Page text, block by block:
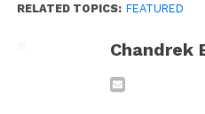
RELATED TOPICS: FEATURED
Chandrek